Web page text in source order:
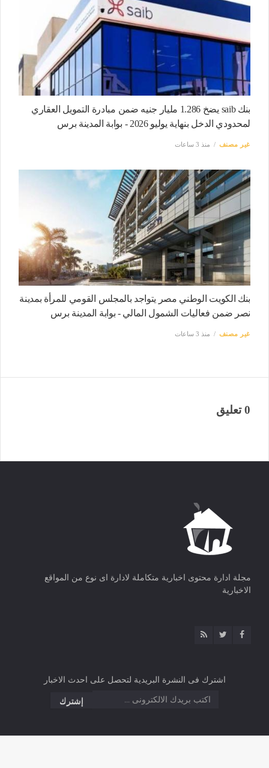
بنك saib يضخ 1.286 مليار جنيه ضمن مبادرة التمويل العقاري
لمحدودي الدخل بنهاية يوليو 2026 - بوابة المدينة برس
غير مصنف منذ 3 ساعات
بنك الكويت الوطني مصر يتواجد بالمجلس القومي للمرأة بمدينة
نصر ضمن فعاليات الشمول المالي - بوابة المدينة برس
غير مصنف منذ 3 ساعات
0 تعليق
مجلة ادارة محتوى اخبارية متكاملة لادارة اى نوع من المواقع
الاخبارية
اشترك فى النشرة البريدية لتحصل على احدث الاخبار